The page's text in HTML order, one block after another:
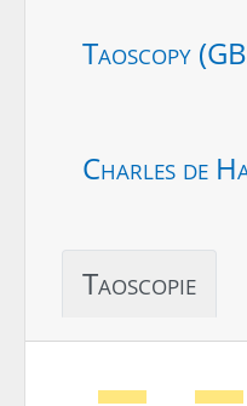
Taoscopy
Charles de
Taoscopie